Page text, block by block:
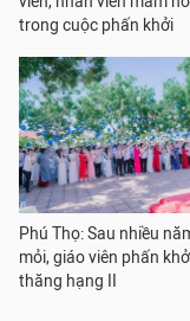
trong cuộc phấn khởi
Phú Thọ: Sau nhiều
mỏi, giáo viên phấn
thăng hạng II